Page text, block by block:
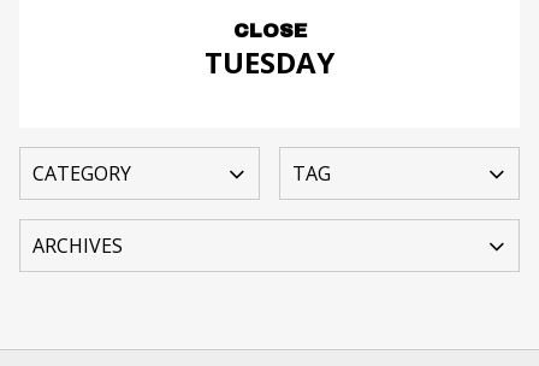
CLOSE
TUESDAY